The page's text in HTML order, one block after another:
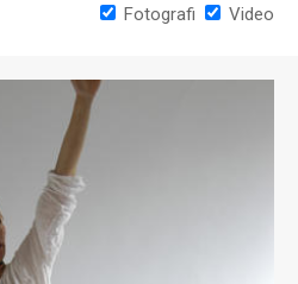
Fotografi Video